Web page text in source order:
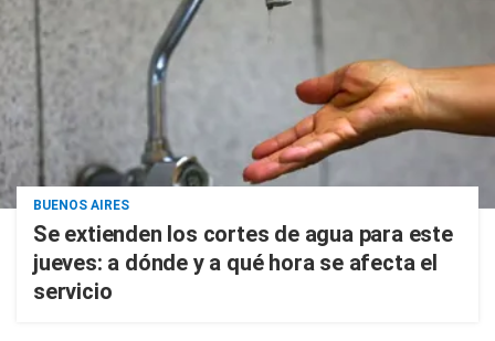
BUENOS AIRES
Se extienden los cortes de agua para este
jueves: a dónde y a qué hora se afecta el
servicio